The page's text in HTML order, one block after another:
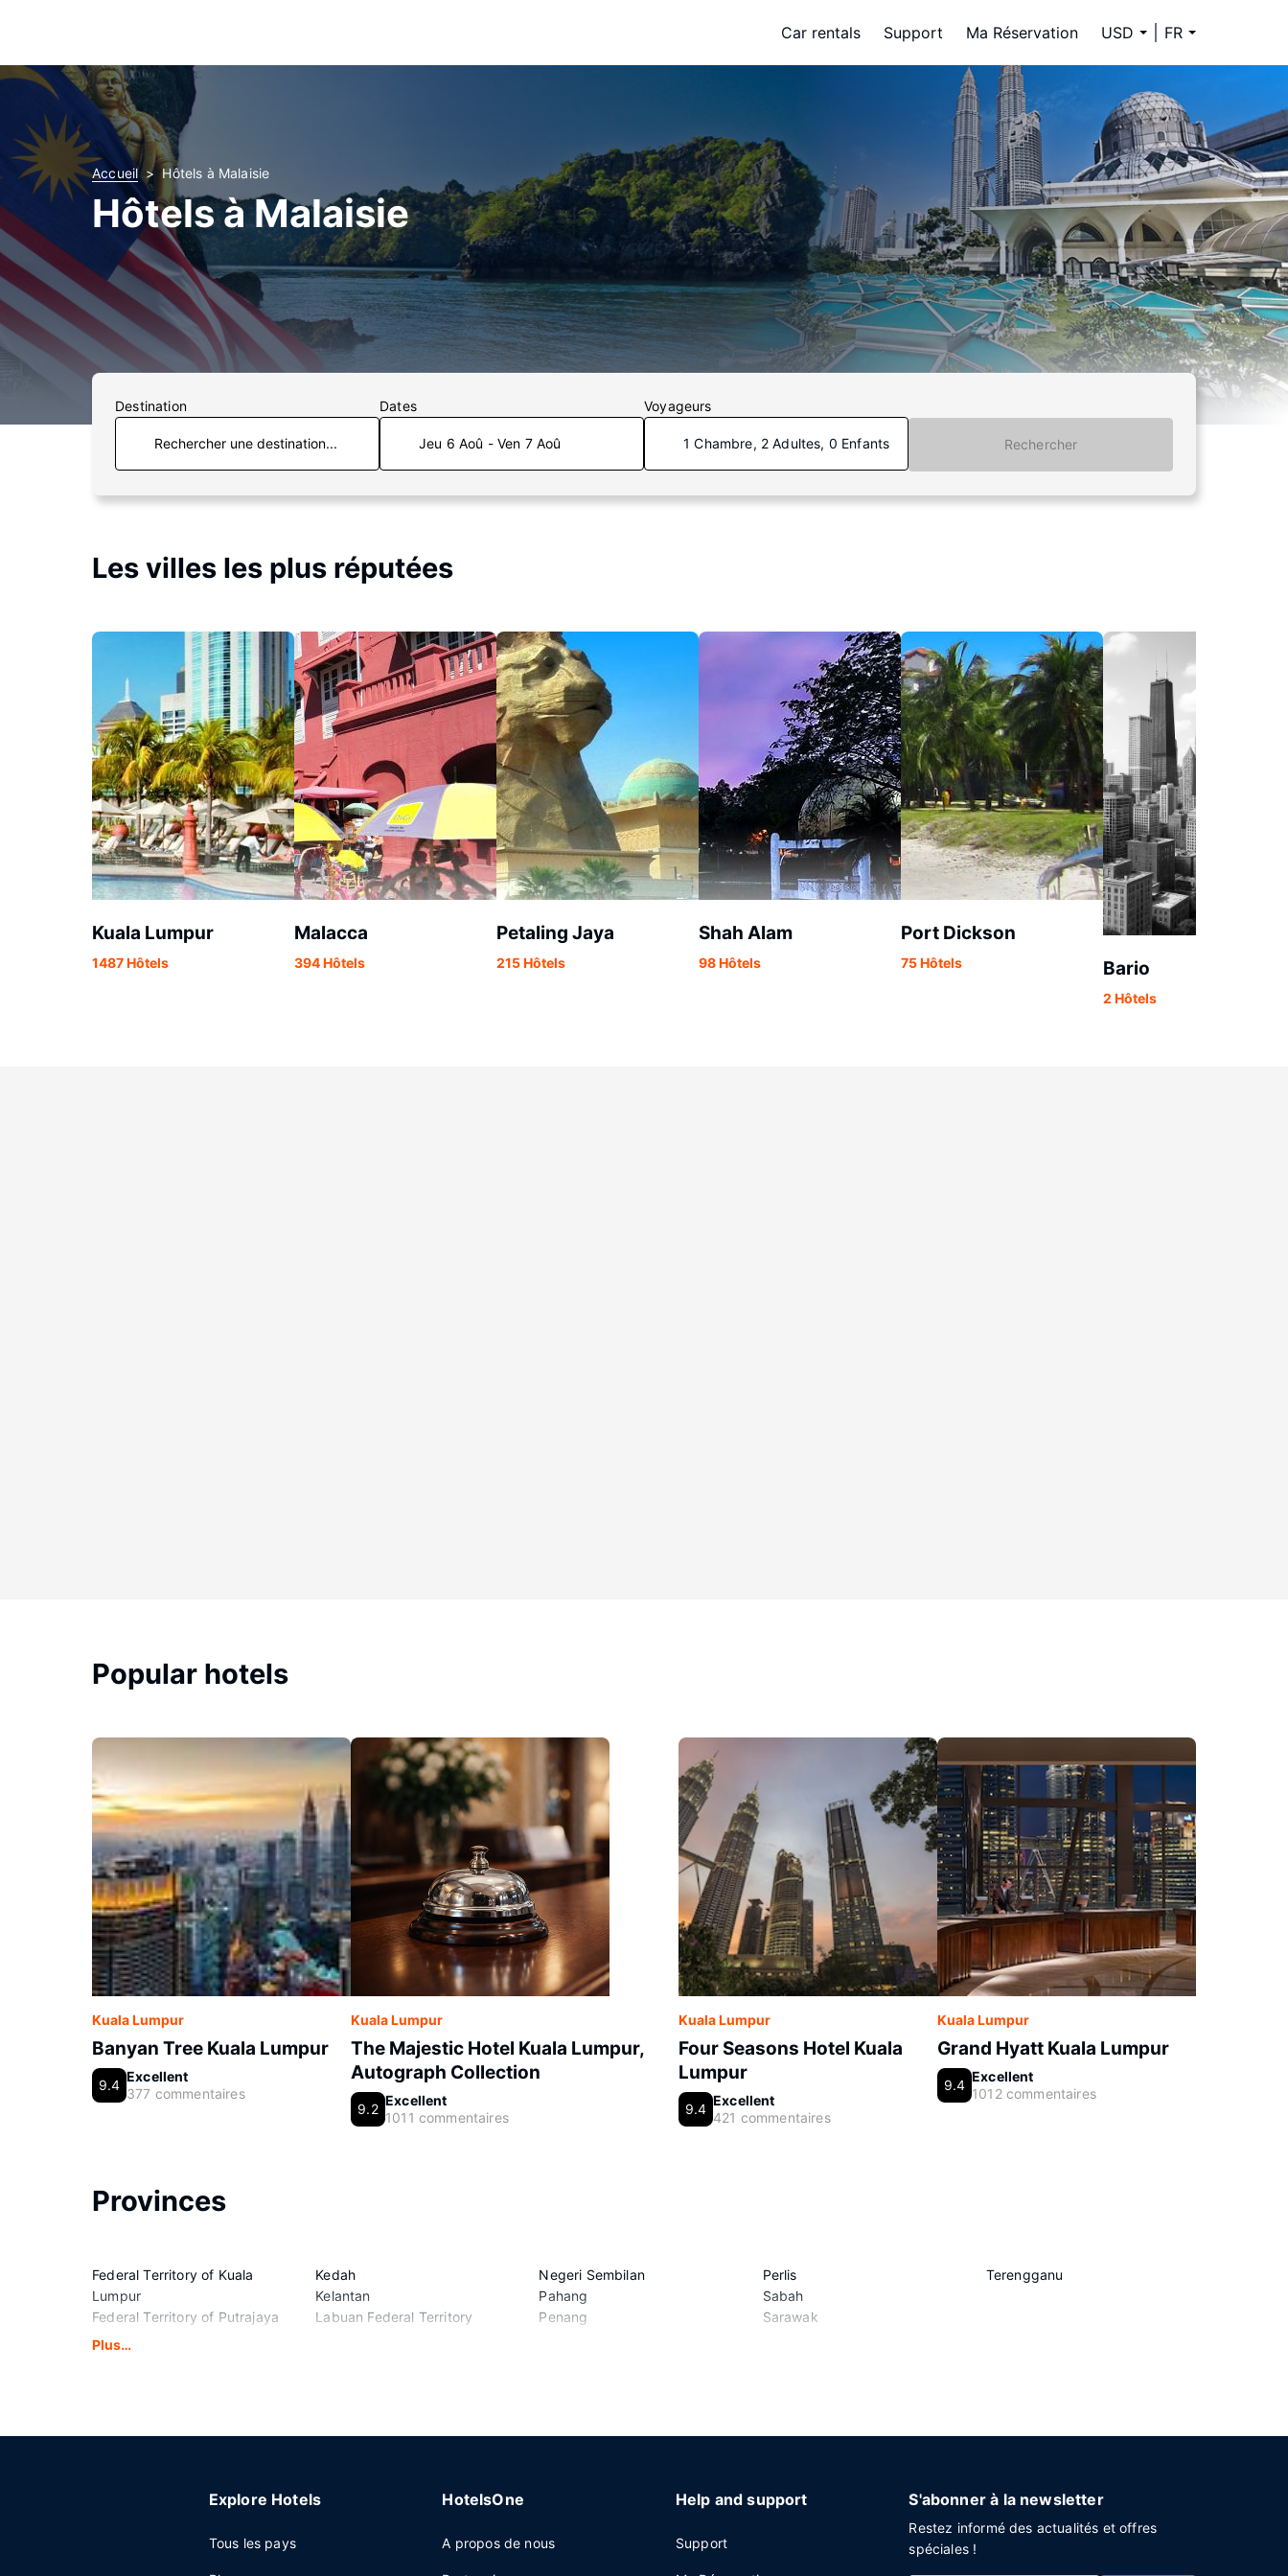
Car rentals Support Ma Réservation USD FR
Accueil Hôtels à Malaisie
Hôtels à Malaisie
Destination Dates
Jeu 6 Aoû - Ven 7 Aoû
Voyageurs
1 Chambre, 2 Adultes, 0 Enfants Rechercher
Les villes les plus réputées
Kuala Lumpur
1487 Hôtels
Malacca
394 Hôtels
Petaling Jaya
215 Hôtels
Shah Alam
98 Hôtels
Port Dickson
75 Hôtels Bario
2 Hôtels
Popular hotels
Kuala Lumpur
Banyan Tree Kuala Lumpur
9.4
Excellent
377 commentaires
Kuala Lumpur
The Majestic Hotel Kuala Lumpur,
Autograph Collection
9.2
Excellent
1011 commentaires
Kuala Lumpur
Four Seasons Hotel Kuala
Lumpur
9.4
Excellent
421 commentaires
Kuala Lumpur
Grand Hyatt Kuala Lumpur
9.4
Excellent
1012 commentaires
Provinces
Federal Territory of Kuala
Lumpur
Federal Territory of Putrajaya
Johor
Kedah
Kelantan
Labuan Federal Territory
Negeri Sembilan
Pahang
Penang
Perlis
Sabah
Sarawak
Terengganu
Plus…
Explore Hotels
Tous les pays
HotelsOne
A propos de nous
Help and support
Support
S'abonner à la newsletter
Restez informé des actualités et offres
spéciales !